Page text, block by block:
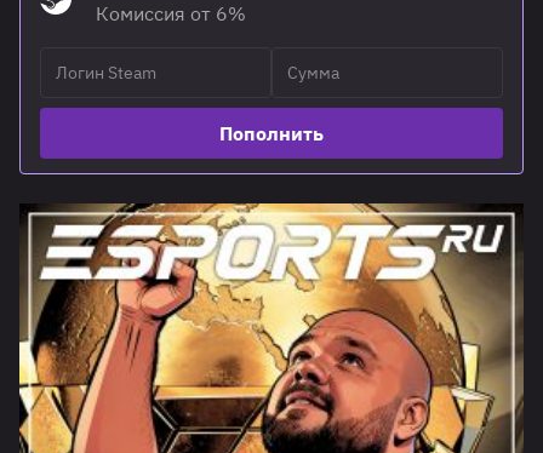
Комиссия от 6%
Пополнить